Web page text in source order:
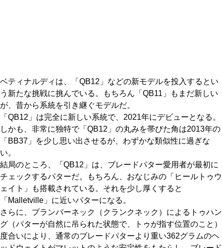
ベティナルディは、「QB12」などの新モデルを投入するとい
う新たな挑戦に挑んでいる。もちろん「QB11」もまだ新しい
が、昔から系統を引き継ぐモデルだ。
「QB12」は完全に新しい系統で、2021年にデビューとなる。
しかも、非常に独特で「QB12」の丸みを帯びた角は2013年の
「BB37」を少し思い出させるが、わずかな類似性に過ぎな
い。
結局のところ、「QB12」は、ブレードパター愛用者が最初に
チェックするパターだ。もちろん、おなじみの「ヒールトゥウ
ェイト」も搭載されている。それを少し厚くすると
「Malletville」に近いパターになる。
さらに、プランバーネック（クランクネック）によるトゥハン
グ（パターが自然に吊られた状態で、トゥが指す位置のこと）
度合いにより、通常のブレードパターより重い362グラムのヘ